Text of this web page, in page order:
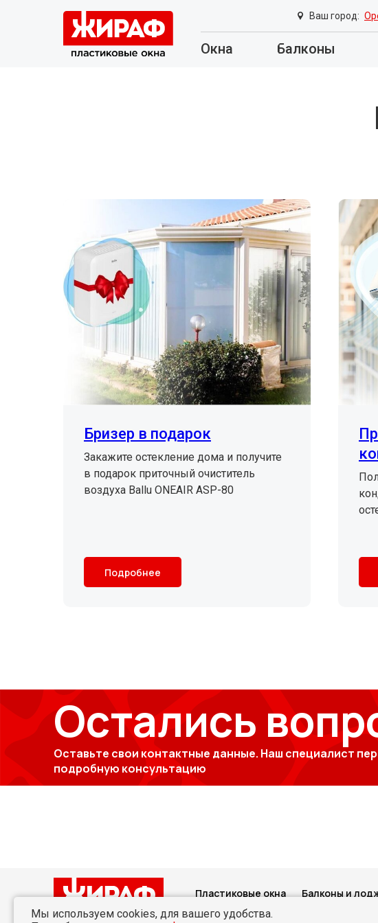
Ваш город:
Балконы
Окна
Мы используем cookies, для вашего удобства.
Бризер в подарок
Закажите остекление дома и получите
в подарок приточный очиститель
воздуха Ballu ONEAIR ASP-80
Подробнее
Остались
Оставьте свои контактные данные. Наш специалист
подробную консультацию
Пластиковые окна Балконы и